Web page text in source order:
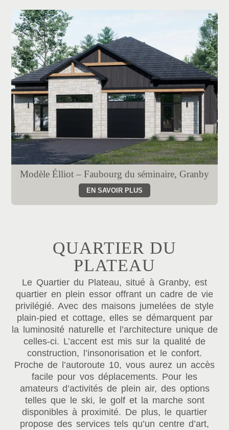
Modèle Élliot – Faubourg du séminaire, Granby
EN SAVOIR PLUS
QUARTIER DU
PLATEAU
Le Quartier du Plateau, situé à Granby, est
quartier en plein essor offrant un cadre de vie
privilégié. Avec des maisons jumelées de style
plain-pied et cottage, elles se démarquent par
la luminosité naturelle et l’architecture unique de
celles-ci. L’accent est mis sur la qualité de
construction, l’insonorisation et le confort.
Proche de l’autoroute 10, vous aurez un accès
facile pour vos déplacements. Pour les
amateurs d’activités de plein air, des options
telles que le ski, le golf et la marche sont
disponibles à proximité. De plus, le quartier
propose des services tels qu’un centre d’art,